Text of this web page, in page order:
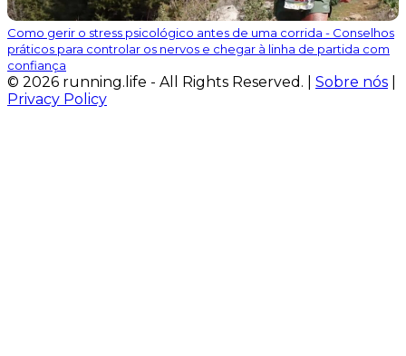
Como gerir o stress psicológico antes de uma corrida - Conselhos
práticos para controlar os nervos e chegar à linha de partida com
confiança
© 2026 running.life - All Rights Reserved. | Sobre nós
Privacy Policy